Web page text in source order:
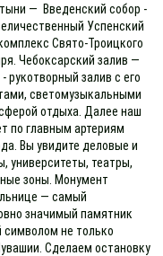
— Введенский собор -
Успенский
Свято-Троицкого
Чебоксарский залив —
рукотворный залив с его
светомузыкальными
отдыха. Далее наш
по главным артериям
Вы увидите деловые и
университеты, театры,
зоны. Монумент
— самый
значимый памятник
символом не только
Сделаем остановку